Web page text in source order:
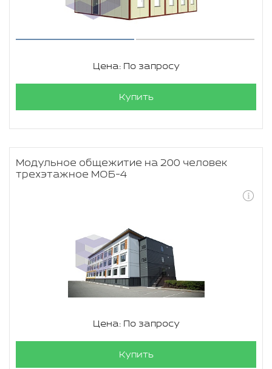
Цена: По запросу
Купить
Модульное общежитие на 200 человек
трехэтажное МОБ-4
Цена: По запросу
Купить